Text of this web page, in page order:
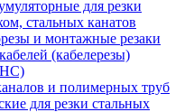
для резки
стальных канатов
и монтажные резаки
(кабелерезы)
НС)
и полимерных труб
для резки стальных